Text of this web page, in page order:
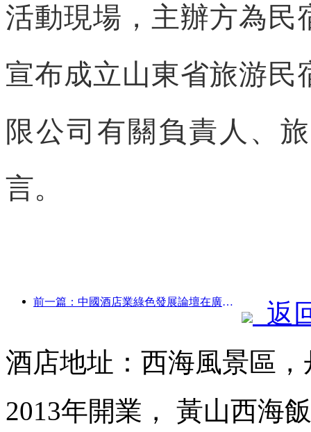
活動現場，主辦方為民
宣布成立山東省旅游民
限公司有關負責人、
言。
前一篇：中國酒店業綠色發展論壇在廣州舉行
返
酒店地址：西海風景區
2013年開業， 黃山西